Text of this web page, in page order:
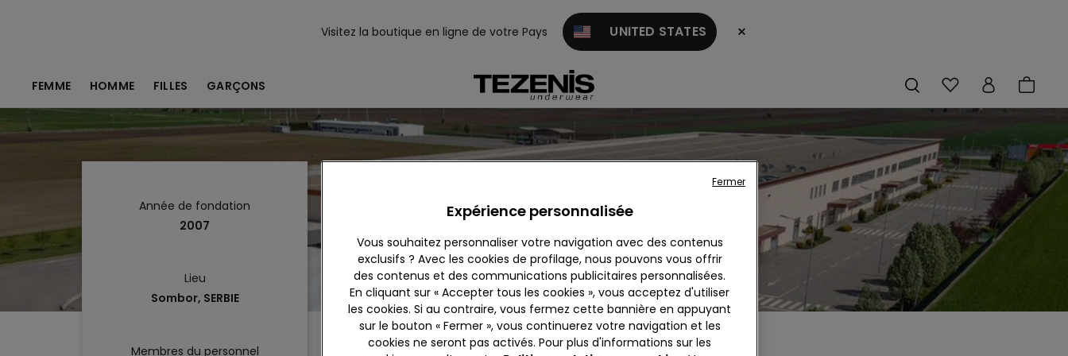
Visitez la boutique en ligne de votre Pays UNITED STATES ×
FEMME HOMME FILLES GARÇONS
Année de fondation
2007
Lieu
Sombor, SERBIE
Membres du personnel
Expérience personnalisée
Vous souhaitez personnaliser votre navigation avec des contenus
exclusifs ? Avec les cookies de profilage, nous pouvons vous offrir
des contenus et des communications publicitaires personnalisées.
En cliquant sur « Accepter tous les cookies », vous acceptez d'utiliser
les cookies. Si au contraire, vous fermez cette bannière en appuyant
sur le bouton « Fermer », vous continuerez votre navigation et les
cookies ne seront pas activés. Pour plus d'informations sur les
Fermer